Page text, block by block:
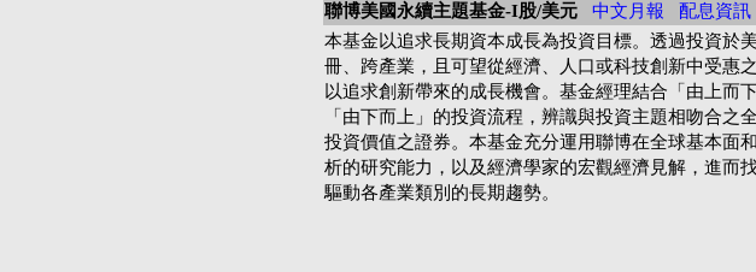
聯博美國永續主題基金-I股/美元 中文月報
配息資訊
本基金以追求長期資本成長為投資目標。透過投資於
冊、跨產業，且可望從經濟、人口或科技創新中受惠之
以追求創新帶來的成長機會。基金經理結合「由上而
「由下而上」的投資流程，辨識與投資主題相吻合之
投資價值之證券。本基金充分運用聯博在全球基本面
析的研究能力，以及經濟學家的宏觀經濟見解，進而
驅動各產業類別的長期趨勢。